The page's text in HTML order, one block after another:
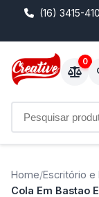
(16) 3415-
0
Home/Escritório e
Cola Em Bastao